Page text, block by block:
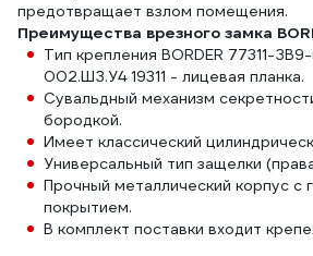
предотвращает взлом помещения.
Преимущества врезного замка
Тип крепления BORDER 77311-
002.ШЗ.У4 19311 - лицевая планка.
Сувальдный механизм
бородкой.
Имеет классический
Универсальный тип защелки
Прочный металлический корпус с
покрытием.
В комплект поставки входит